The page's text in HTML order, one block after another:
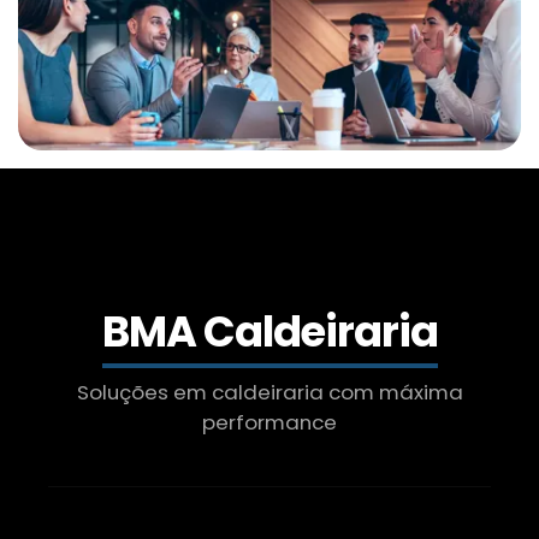
Caldeiraria De Manutenção Industrial
Serviço De Manutenção De Caldeiras
Industrial
Caldeirarias Em Sp
Caldeira A Lenha
Inspeção De Caldeira A Lenha Industrial
BMA Caldeiraria
Soluções em caldeiraria com máxima
performance